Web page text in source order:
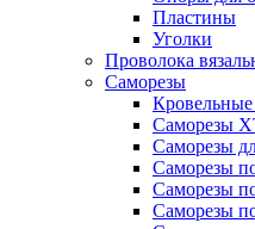
Пластины
Уголки
Проволока
Саморезы
Саморезы
Саморезы
Саморезы
Саморезы
Саморезы